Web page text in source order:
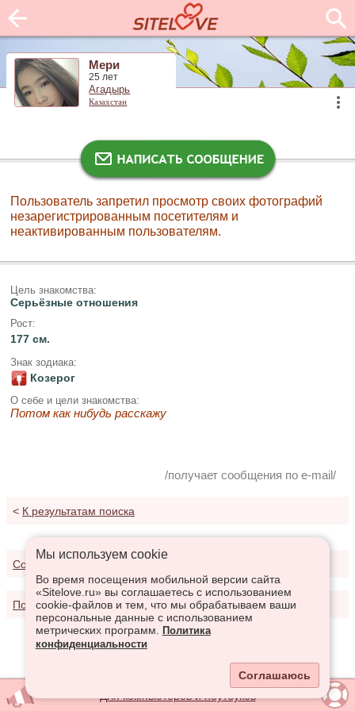
Мери
25 лет
Агадырь
Казахстан
Пользователь запретил просмотр своих фотографий
незарегистрированным посетителям и
неактивированным пользователям.
Цель знакомства:
Серьёзные отношения
Рост:
177 см.
Знак зодиака:
Козерог
О себе и цели знакомства:
Потом как нибудь расскажу
/получает сообщения по e-mail/
< К результатам поиска
Соглашение о предоставлении услуг
Политика конфиденциальности
Мы используем сookie
Во время посещения мобильной версии сайта
«Sitelove.ru» вы соглашаетесь с использованием
cookie-файлов и тем, что мы обрабатываем ваши
персональные данные с использованием
метрических программ.
Политика
конфиденциальности
Соглашаюсь
Для компьютеров и ноутбуков